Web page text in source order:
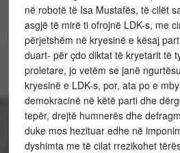
në robotë të Isa Mustafës, të cilët
asgjë të mirë ti ofrojnë LDK-s, me
përjetshëm në kryesinë e kësaj
duart- për çdo diktat të kryetarit të
proletare, jo vetëm se janë
kryesinë e LDK-s, por, ata po e
demokracinë në këtë parti dhe
tepër, drejtë humnerës dhe
duke mos hezituar edhe në
dyshimta me të cilat rrezikohet